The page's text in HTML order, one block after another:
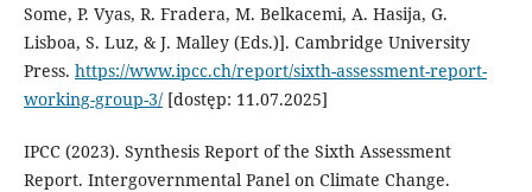
Some, P. Vyas, R. Fradera, M. Belkacemi, A. Hasija, G.
Lisboa, S. Luz, & J. Malley (Eds.)]. Cambridge University
Press. https://www.ipcc.ch/report/sixth-assessment-report-
working-group-3/[dostęp: 11.07.2025]
IPCC (2023). Synthesis Report of the Sixth Assessment
Report. Intergovernmental Panel on Climate Change.